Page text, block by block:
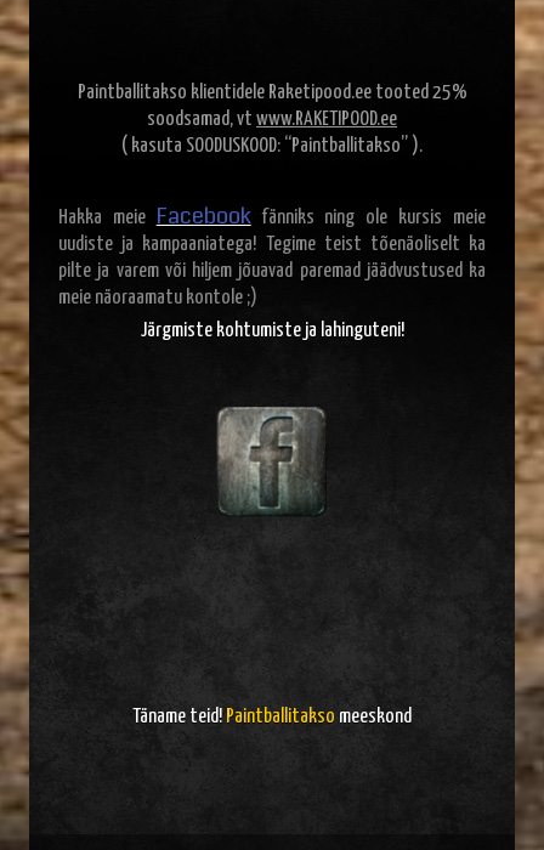
Paintballitakso klientidele Raketipood.ee tooted 25%
soodsamad, vt www.RAKETIPOOD.ee
( kasuta SOODUSKOOD: “Paintballitakso” ).
Hakka meie Facebookfänniks ning ole kursis meie
uudiste ja kampaaniatega! Tegime teist tõenäoliselt ka
pilte ja varem või hiljem jõuavad paremad jäädvustused ka
meie näoraamatu kontole ;)
Järgmiste kohtumiste ja lahinguteni!
Täname teid! Paintballitakso meeskond